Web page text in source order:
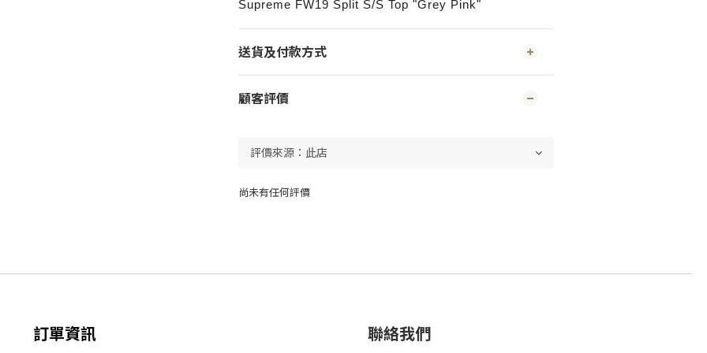
Supreme FW19 Split S/S Top "Grey Pink"
送貨及付款方式
顧客評價
尚未有任何評價
訂單資訊 聯絡我們